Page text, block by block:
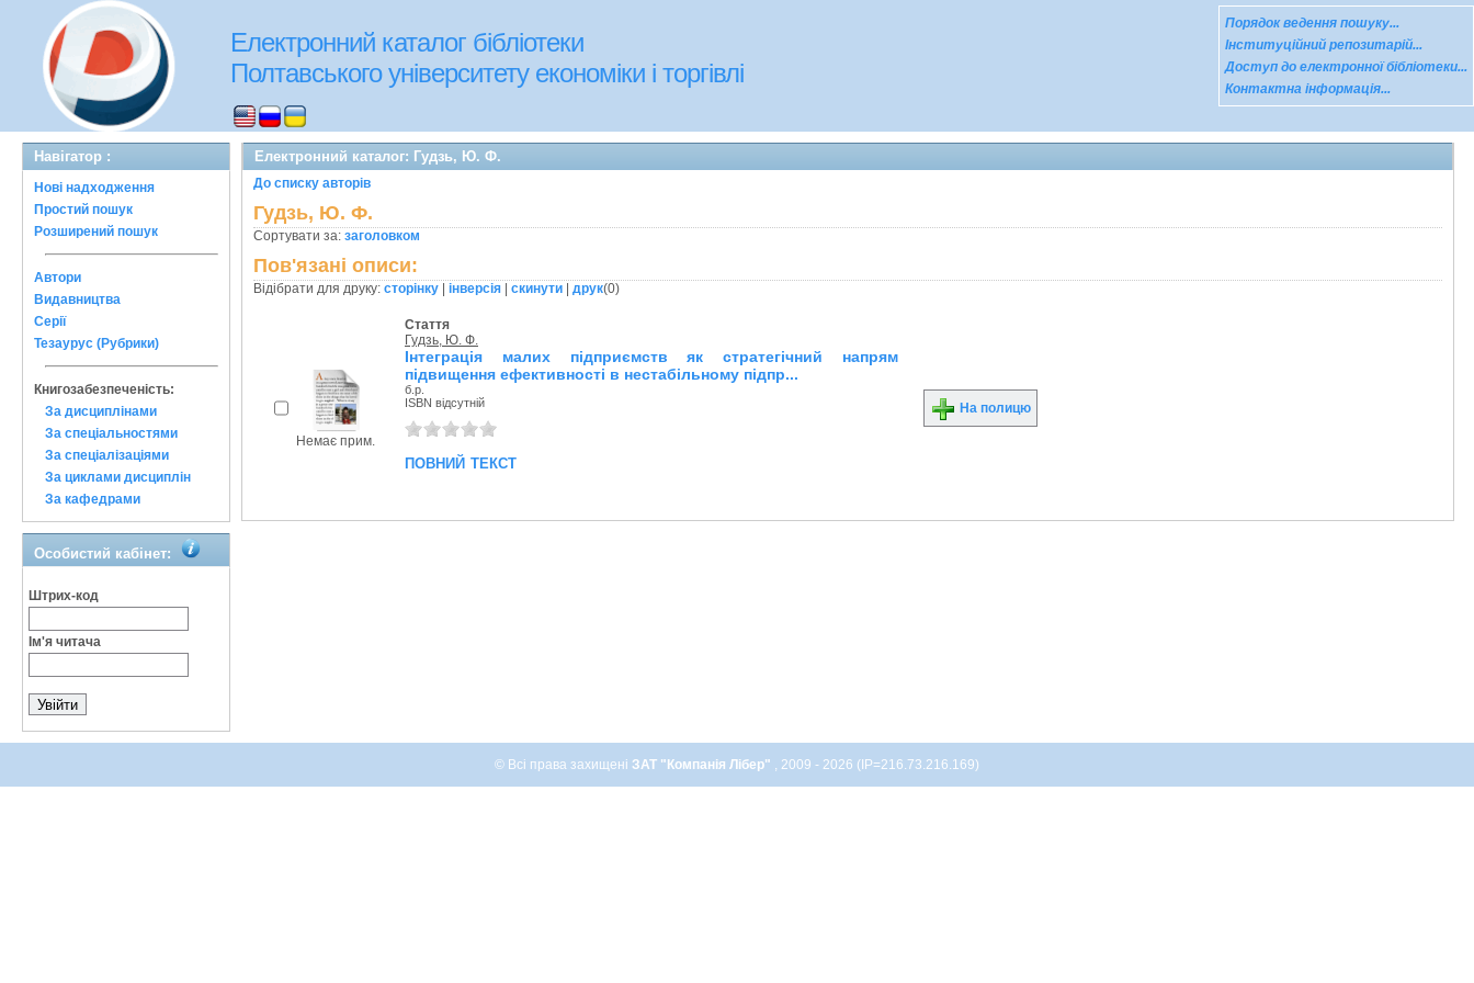
Електронний каталог бібліотеки
Полтавського університету економіки і торгівлі
Порядок ведення пошуку...
Інституційний репозитарій...
Доступ до електронної бібліотеки...
Контактна інформація...
Навігатор :
Нові надходження
Простий пошук
Розширений пошук
Автори
Видавництва
Серії
Тезаурус (Рубрики)
Книгозабезпеченість:
За дисциплінами
За спеціальностями
За спеціалізаціями
За циклами дисциплін
За кафедрами
Особистий кабінет:
Штрих-код
Ім'я читача
Електронний каталог: Гудзь, Ю. Ф.
До списку авторів
Гудзь, Ю. Ф.
Сортувати за: заголовком
Пов'язані описи:
Відібрати для друку: сторінку інверсія скинути друк(0)
Немає прим.
Стаття
Гудзь, Ю. Ф.
Інтеграція малих підприємств як стратегічний напрям
підвищення ефективності в нестабільному підпр...
б.р.
ISBN відсутній
повний текст
На полицю
© Всі права захищені ЗАТ "Компанія Лібер" , 2009 - 2026 (IP=216.73.216.169)